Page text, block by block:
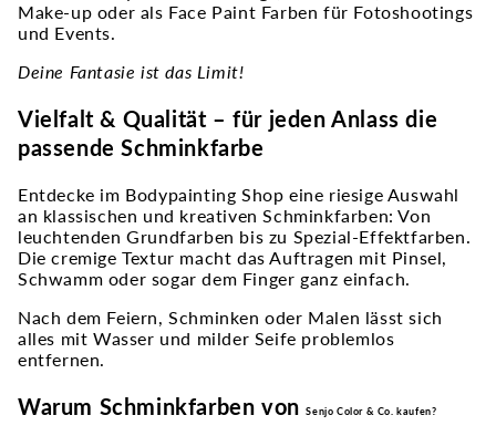
Make-up oder als Face Paint Farben für Fotoshootings
und Events.
Deine Fantasie ist das Limit!
Vielfalt & Qualität – für jeden Anlass die
passende Schminkfarbe
Entdecke im Bodypainting Shop eine riesige Auswahl
an klassischen und kreativen Schminkfarben: Von
leuchtenden Grundfarben bis zu Spezial-Effektfarben.
Die cremige Textur macht das Auftragen mit Pinsel,
Schwamm oder sogar dem Finger ganz einfach.
Nach dem Feiern, Schminken oder Malen lässt sich
alles mit Wasser und milder Seife problemlos
entfernen.
Warum Schminkfarben vonSenjo Color & Co. kaufen?